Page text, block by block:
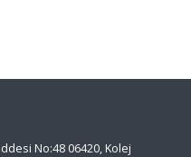
No:48 06420, Kolej